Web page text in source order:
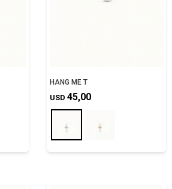
HANG ME T
USD 45,00